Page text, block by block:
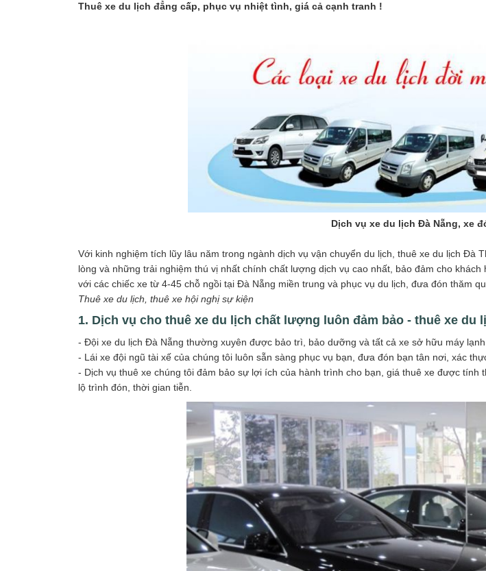
Thuê xe du lịch đẳng cấp, phục vụ nhiệt tình, giá cả cạnh tranh !
Dịch vụ xe du lịch Đà Nẵng, xe
Với kinh nghiệm tích lũy lâu năm trong ngành dịch vụ vận chuyển du lịch, thuê xe du lịch
lòng và những trải nghiệm thú vị nhất chính chất lượng dịch vụ cao nhất, bảo đảm cho
với các chiếc xe từ 4-45 chỗ ngồi tại Đà Nẵng miền trung và phục vụ du lịch, đưa đón thăm
Thuê xe du lịch, thuê xe hội nghị sự kiện
1. Dịch vụ cho thuê xe du lịch chất lượng luôn đảm bảo - thuê xe du
- Đội xe du lịch Đà Nẵng thường xuyên được bảo trì, bảo dưỡng và tất cả xe sở hữu máy
- Lái xe đội ngũ tài xế của chúng tôi luôn sẵn sàng phục vụ bạn, đưa đón bạn tân nơi, xác
- Dịch vụ thuê xe chúng tôi đảm bảo sự lợi ích của hành trình cho bạn, giá thuê xe được
lộ trình đón, thời gian tiễn.